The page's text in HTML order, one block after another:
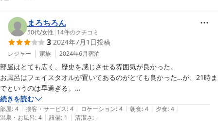
まろちろん
50代/女性 | 14件のクチコミ
3 2024年7月1日投稿
レジャー 家族 2024年6月宿泊
部屋はとても広く、歴史を感じさせる雰囲気が良かった。
お風呂はフェイスタオルが置いてあるのがとても良かった…が、21時ま
でというのは早過ぎる。
6:30から夕飯を食べたら大急ぎでお風呂に入り、ゆっくりつかる間もな
く出る感じ。
ご飯前に入ればいいんだろうけど。
続きを読む
部屋: 4 | 接客・サービス: 4 | ロケーション: 4 | 朝食: 4 | 夕食: 4 |
温泉・お風呂: 4 | 設備: 1 | 清潔さ: -